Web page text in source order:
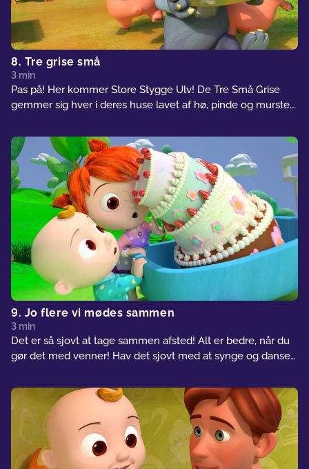
8. Tre grise små
3 min
Pas på! Her kommer Store Stygge Ulv! De Tre Små Grise
gemmer sig hver i deres huse lavet af hø, pinde og mursten,
stønnen?
9. Jo flere vi mødes sammen
3 min
Det er så sjovt at tage sammen afsted! Alt er bedre, når du
gør det med venner! Hav det sjovt med at synge og danse